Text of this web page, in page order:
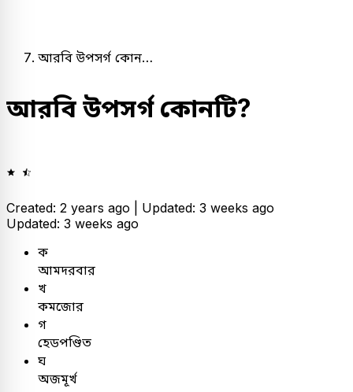
আরবি উপসর্গ কোন…
আরবি উপসর্গ কোনটি?
Created: 2 years ago | Updated: 3 weeks ago
Updated: 3 weeks ago
ক
আমদরবার
খ
কমজোর
গ
হেডপণ্ডিত
ঘ
অজমূর্খ